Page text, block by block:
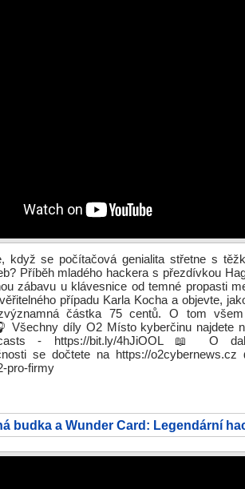
když se počítačová genialita střetne s
Příběh mladého hackera s přezdívkou
zábavu u klávesnice od temné propasti
případu Karla Kocha a objevte,
částka 75 centů. O tom
Všechny díly O2 Místo kyberčinu najdete
- https://bit.ly/4hJiOOL 📖 O
se dočtete na https://
pro-firmy
budka a Wunder Card: Legendární